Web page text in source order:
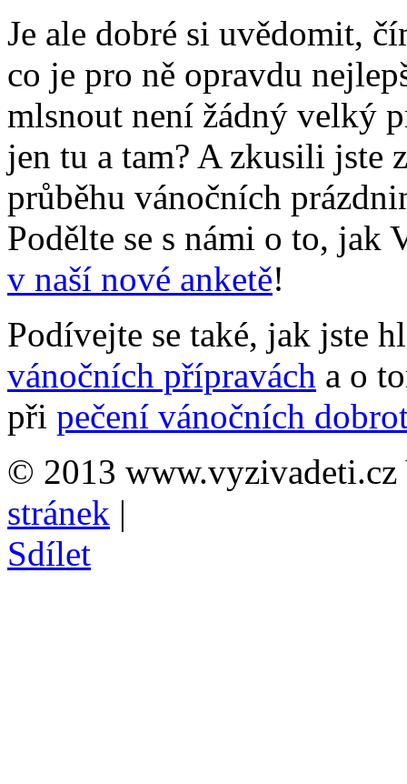
Je ale dobré si uvědomit,
co je pro ně opravdu
mlsnout není žádný velký
jen tu a tam? A zkusili jste
průběhu vánočních
Podělte se s námi o to, jak
v naší nové anketě!
Podívejte se také, jak jste
vánočních přípravách a o
při pečení vánočních
© 2013 www.vyzivadeti.cz
stránek |
Sdílet